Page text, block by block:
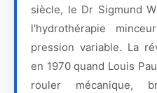
siècle, le Dr Sigmund
l'hydrothérapie
pression variable. La
en 1970 quand Louis
rouler mécanique,